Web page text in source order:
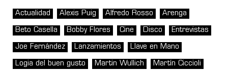
Actualidad Alexis Puig Alfredo Rosso Arenga
Beto Casella Bobby Flores Cine Disco Entrevistas
Joe Fernández Lanzamientos Llave en Mano
Logia del buen gusto Martin Wullich Martín Ciccioli